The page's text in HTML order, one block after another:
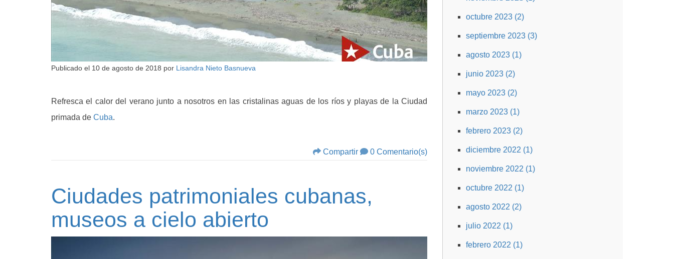
octubre 2023 (2)
septiembre 2023 (3)
agosto 2023 (1)
junio 2023 (2)
mayo 2023 (2)
marzo 2023 (1)
febrero 2023 (2)
diciembre 2022 (1)
noviembre 2022 (1)
octubre 2022 (1)
agosto 2022 (2)
julio 2022 (1)
febrero 2022 (1)
Publicado el 10 de agosto de 2018 por Lisandra Nieto Basnueva
Refresca el calor del verano junto a nosotros en las cristalinas aguas de los ríos y playas de la Ciudad
primada de Cuba.
Compartir 0 Comentario(s)
Ciudades patrimoniales cubanas,
museos a cielo abierto